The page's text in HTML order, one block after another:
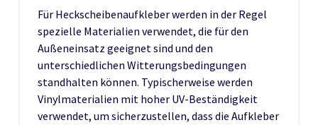
Für Heckscheibenaufkleber werden in der Regel
spezielle Materialien verwendet, die für den
Außeneinsatz geeignet sind und den
unterschiedlichen Witterungsbedingungen
standhalten können. Typischerweise werden
Vinylmaterialien mit hoher UV-Beständigkeit
verwendet, um sicherzustellen, dass die Aufkleber